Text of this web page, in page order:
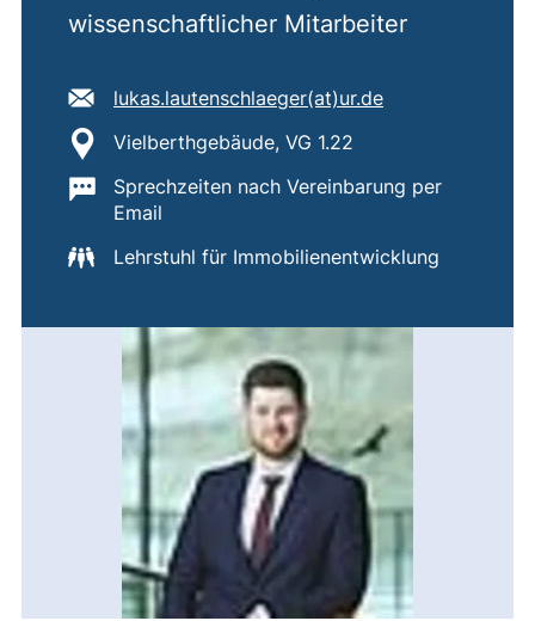
wissenschaftlicher Mitarbeiter
E-Mail Adresse:
lukas.lautenschlaeger​(at)​ur.de(öffnet Ihr E-
Standort:
Vielberthgebäude, VG 1.22
Wichtige Informationen:
Sprechzeiten nach Vereinbarung per
Email
Lehrstuhl für Immobilienentwicklung